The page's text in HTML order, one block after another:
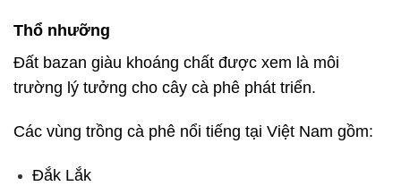
Thổ nhưỡng
Đất bazan giàu khoáng chất được xem là môi
trường lý tưởng cho cây cà phê phát triển.
Các vùng trồng cà phê nổi tiếng tại Việt Nam gồm:
Đắk Lắk